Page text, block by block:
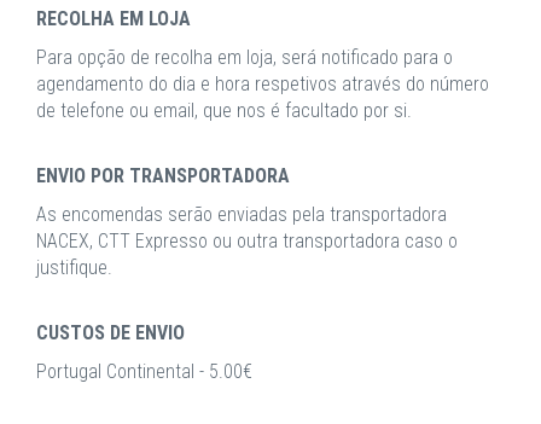
RECOLHA EM LOJA
Para opção de recolha em loja, será notificado para o
agendamento do dia e hora respetivos através do número
de telefone ou email, que nos é facultado por si.
ENVIO POR TRANSPORTADORA
As encomendas serão enviadas pela transportadora
NACEX, CTT Expresso ou outra transportadora caso o
justifique.
CUSTOS DE ENVIO
Portugal Continental - 5.00€